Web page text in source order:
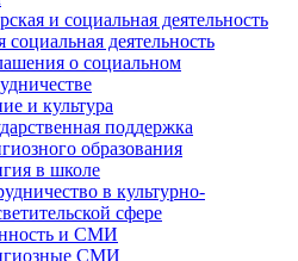
и социальная деятельность
социальная деятельность
о социальном
и культура
поддержка
образования
в школе
в культурно-
сфере
и СМИ
СМИ